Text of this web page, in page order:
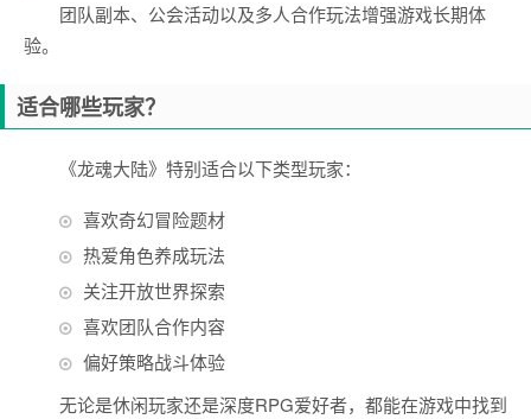
团队副本、公会活动以及多人合作玩法增强游戏长期体
验。
适合哪些玩家？
《龙魂大陆》特别适合以下类型玩家：
喜欢奇幻冒险题材
热爱角色养成玩法
关注开放世界探索
喜欢团队合作内容
偏好策略战斗体验
无论是休闲玩家还是深度RPG爱好者，都能在游戏中找到